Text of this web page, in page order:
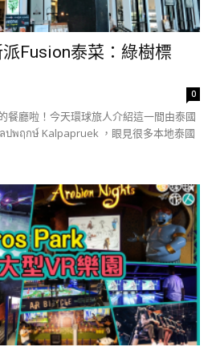
派Fusion泰菜：綠樹標
0
餐廳啦！今天環球旅人介紹這一間由泰國
ปพฤกษ์ Kalpapruek ，眼見很多本地泰國